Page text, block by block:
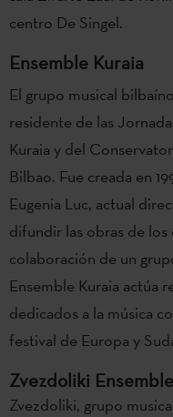
centro De Singel.
Ensemble Kuraia
El grupo musical
residente de las
Kuraia y del
Bilbao. Fue creada en
Eugenia Luc, actual
difundir las obras de
colaboración de un
Ensemble Kuraia actúa
dedicados a la música
festival de Europa y
Zvezdoliki Ensemble
Zvezdoliki, grupo